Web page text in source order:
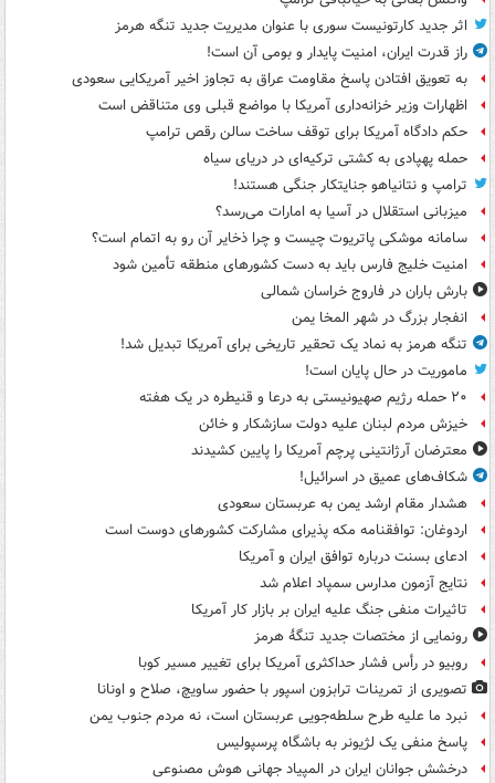
اثر جدید کارتونیست سوری با عنوان مدیریت جدید تنگه هرمز
راز قدرت ایران، امنیت پایدار و بومی آن است!
به تعویق افتادن پاسخ مقاومت عراق به تجاوز اخیر آمریکایی سعودی
اظهارات وزیر خزانه‌داری آمریکا با مواضع قبلی وی متناقض است
حکم دادگاه آمریکا برای توقف ساخت سالن رقص ترامپ
حمله پهپادی به کشتی ترکیه‌ای در دریای سیاه
ترامپ و نتانیاهو جنایتکار جنگی هستند!
میزبانی استقلال در آسیا به امارات می‌رسد؟
سامانه موشکی پاتریوت چیست و چرا ذخایر آن رو به اتمام است؟
امنیت خلیج فارس باید به دست کشورهای منطقه تأمین شود
بارش باران در فاروج خراسان شمالی
انفجار بزرگ در شهر المخا یمن
تنگه هرمز به نماد یک تحقیر تاریخی برای آمریکا تبدیل شد!
ماموریت در حال پایان است!
۲۰ حمله رژیم صهیونیستی به درعا و قنیطره در یک هفته
خیزش مردم لبنان علیه دولت سازشکار و خائن
معترضان آرژانتینی پرچم آمریکا را پایین کشیدند
شکاف‌های عمیق در اسرائیل!
هشدار مقام ارشد یمن به عربستان سعودی
اردوغان: توافقنامه مکه پذیرای مشارکت کشورهای دوست است
ادعای بسنت درباره توافق ایران و آمریکا
نتایج آزمون مدارس سمپاد اعلام شد
تاثیرات منفی جنگ علیه ایران بر بازار کار آمریکا
رونمایی از مختصات جدید تنگۀ هرمز
روبیو در رأس فشار حداکثری آمریکا برای تغییر مسیر کوبا
تصویری از تمرینات ترابزون اسپور با حضور ساویچ، صلاح و اونانا
نبرد ما علیه طرح سلطه‌جویی عربستان است، نه مردم جنوب یمن
پاسخ منفی یک لژیونر به باشگاه پرسپولیس
درخشش جوانان ایران در المپیاد جهانی هوش مصنوعی